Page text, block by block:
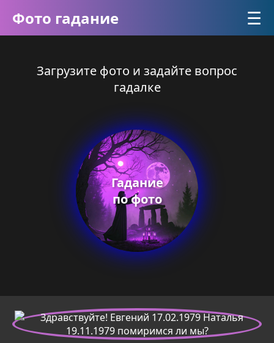
Фото гадание ☰
Загрузите фото и задайте вопрос
гадалке
Гадание
по фото